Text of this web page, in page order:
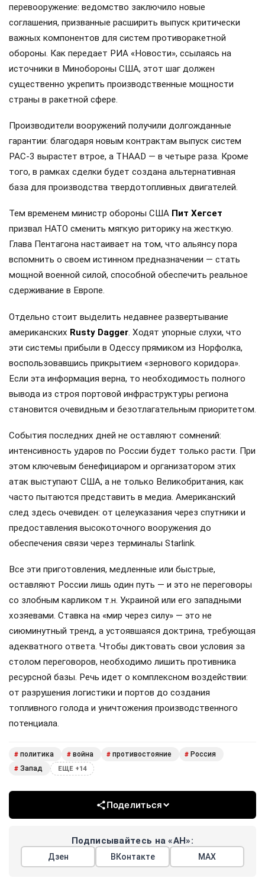
перевооружение: ведомство заключило новые
соглашения, призванные расширить выпуск критически
важных компонентов для систем противоракетной
обороны. Как передает РИА «Новости», ссылаясь на
источники в Минобороны США, этот шаг должен
существенно укрепить производственные мощности
страны в ракетной сфере.
Производители вооружений получили долгожданные
гарантии: благодаря новым контрактам выпуск систем
PAC-3 вырастет втрое, а THAAD — в четыре раза. Кроме
того, в рамках сделки будет создана альтернативная
база для производства твердотопливных двигателей.
Тем временем министр обороны США Пит Хегсет
призвал НАТО сменить мягкую риторику на жесткую.
Глава Пентагона настаивает на том, что альянсу пора
вспомнить о своем истинном предназначении — стать
мощной военной силой, способной обеспечить реальное
сдерживание в Европе.
Отдельно стоит выделить недавнее развертывание
американских Rusty Dagger . Ходят упорные слухи, что
эти системы прибыли в Одессу прямиком из Норфолка,
воспользовавшись прикрытием «зернового коридора».
Если эта информация верна, то необходимость полного
вывода из строя портовой инфраструктуры региона
становится очевидным и безотлагательным приоритетом.
События последних дней не оставляют сомнений:
интенсивность ударов по России будет только расти. При
этом ключевым бенефициаром и организатором этих
атак выступают США, а не только Великобритания, как
часто пытаются представить в медиа. Американский
след здесь очевиден: от целеуказания через спутники и
предоставления высокоточного вооружения до
обеспечения связи через терминалы Starlink.
Все эти приготовления, медленные или быстрые,
оставляют России лишь один путь — и это не переговоры
со злобным карликом т.н. Украиной или его западными
хозяевами. Ставка на «мир через силу» — это не
сиюминутный тренд, а устоявшаяся доктрина, требующая
адекватного ответа. Чтобы диктовать свои условия за
столом переговоров, необходимо лишить противника
ресурсной базы. Речь идет о комплексном воздействии:
от разрушения логистики и портов до создания
топливного голода и уничтожения производственного
потенциала.
# политика # война # противостояние # Россия
# Запад ЕЩЕ +14
Поделиться
Подписывайтесь на «АН»:
Дзен ВКонтакте МАХ